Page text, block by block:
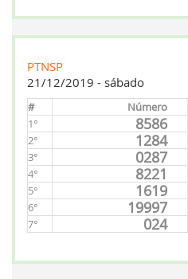
PTNSP
21/12/2019 - sábado
# Número
1°
8586
2°
1284
3°
0287
4°
8221
5°
1619
6°
19997
7°
024